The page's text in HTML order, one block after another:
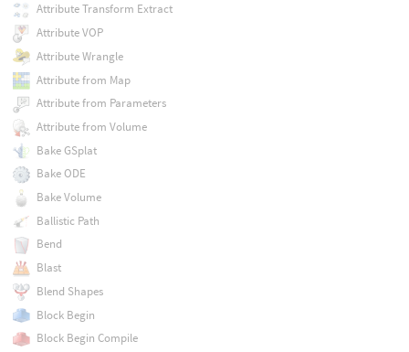
Attribute Transform Extract
Attribute VOP
Attribute Wrangle
Attribute from Map
Attribute from Parameters
Attribute from Volume
Bake GSplat
Bake ODE
Bake Volume
Ballistic Path
Bend
Blast
Blend Shapes
Block Begin
Block Begin Compile